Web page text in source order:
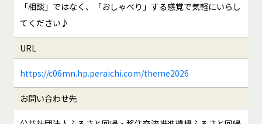
「相談」ではなく、「おしゃべり」する感覚で気軽にいらし
てください♪
URL
https://c06mn.hp.peraichi.com/theme2026
お問い合わせ先